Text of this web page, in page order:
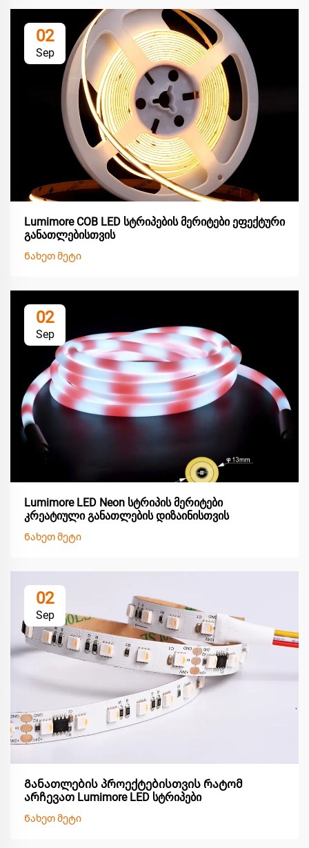
02
Sep
Lumimore COB LED სტრიპების მერიტები ეფექტური
განათლებისთვის
Ნახეთ მეტი
02
Sep
Lumimore LED Neon სტრიპის მერიტები
კრეატიული განათლების დიზაინისთვის
Ნახეთ მეტი
02
Sep
Განათლების პროექტებისთვის რატომ
არჩევათ Lumimore LED სტრიპები
Ნახეთ მეტი